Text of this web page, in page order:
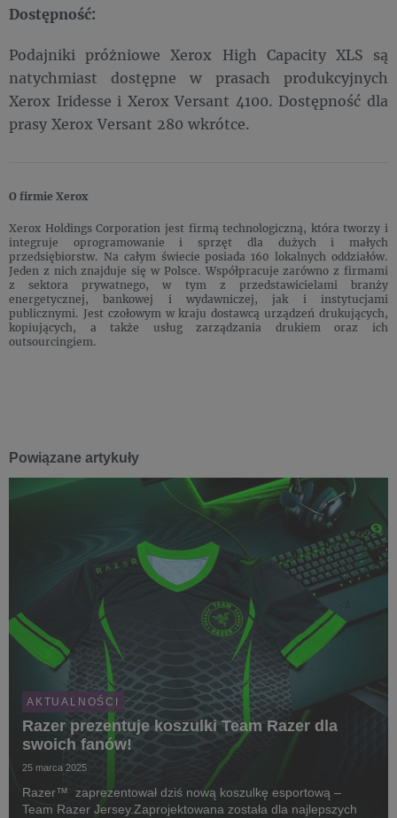
Dostępność:
Podajniki próżniowe Xerox High Capacity XLS są
natychmiast dostępne w prasach produkcyjnych
Xerox Iridesse i Xerox Versant 4100. Dostępność dla
prasy Xerox Versant 280 wkrótce.
O firmie Xerox
Xerox Holdings Corporation jest firmą technologiczną, która tworzy i
integruje oprogramowanie i sprzęt dla dużych i małych
przedsiębiorstw. Na całym świecie posiada 160 lokalnych oddziałów.
Jeden z nich znajduje się w Polsce. Współpracuje zarówno z firmami
z sektora prywatnego, w tym z przedstawicielami branży
energetycznej, bankowej i wydawniczej, jak i instytucjami
publicznymi. Jest czołowym w kraju dostawcą urządzeń drukujących,
kopiujących, a także usług zarządzania drukiem oraz ich
outsourcingiem.
Powiązane artykuły
AKTUALNOŚCI
Razer prezentuje koszulki Team Razer dla
swoich fanów!
25 marca 2025
Razer™ zaprezentował dziś nową koszulkę esportową –
Team Razer Jersey.Zaprojektowana została dla najlepszych